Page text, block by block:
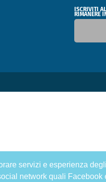
servizi e esperienza
network quali Facebook
ISCRIVITI
RIMANERE